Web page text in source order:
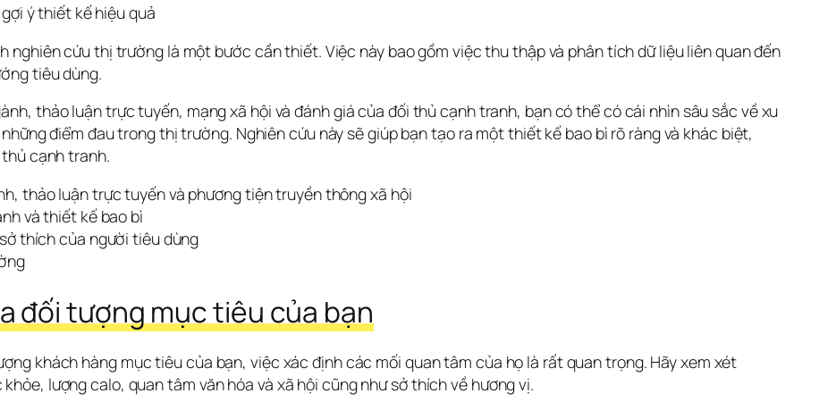
ý thiết kế hiệu quả
cứu thị trường là một bước cần thiết. Việc này bao gồm việc thu thập và phân tích dữ liệu liên quan đến
tiêu dùng.
thảo luận trực tuyến, mạng xã hội và đánh giá của đối thủ cạnh tranh, bạn có thể có cái nhìn sâu sắc về xu
điểm đau trong thị trường. Nghiên cứu này sẽ giúp bạn tạo ra một thiết kế bao bì rõ ràng và khác biệt,
cạnh tranh.
thảo luận trực tuyến và phương tiện truyền thông xã hội
và thiết kế bao bì
thích của người tiêu dùng
đối tượng mục tiêu của bạn
khách hàng mục tiêu của bạn, việc xác định các mối quan tâm của họ là rất quan trọng. Hãy xem xét
lượng calo, quan tâm văn hóa và xã hội cũng như sở thích về hương vị.